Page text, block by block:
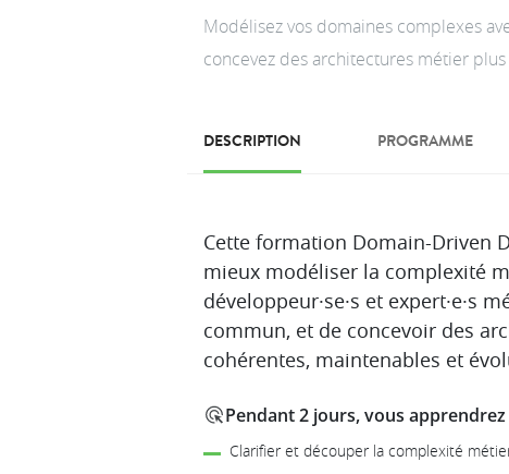
Modélisez vos domaines complexes
concevez des architectures métier
DESCRIPTION PROGRAMME
Description
Cette formation Domain-Driven
mieux modéliser la complexité
développeur·se·s et expert·e·s
commun, et de concevoir des
cohérentes, maintenables et
Pendant 2 jours, vous apprendrez
Clarifier et découper la complexité